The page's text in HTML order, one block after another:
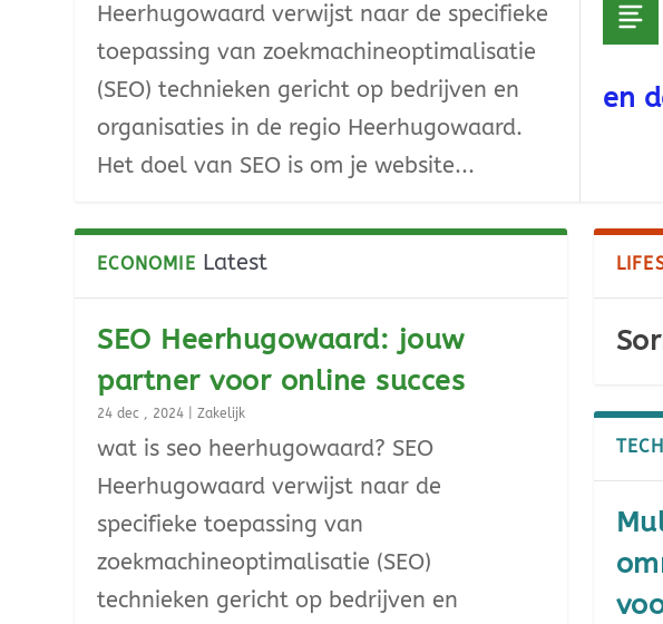
Heerhugowaard verwijst naar de specifieke
toepassing van zoekmachineoptimalisatie
(SEO) technieken gericht op bedrijven en
organisaties in de regio Heerhugowaard.
Het doel van SEO is om je website...
en
ECONOMIE Latest
SEO Heerhugowaard: jouw
partner voor online succes
24 dec , 2024 |Zakelijk
wat is seo heerhugowaard? SEO
Heerhugowaard verwijst naar de
specifieke toepassing van
zoekmachineoptimalisatie (SEO)
technieken gericht op bedrijven en
TECH